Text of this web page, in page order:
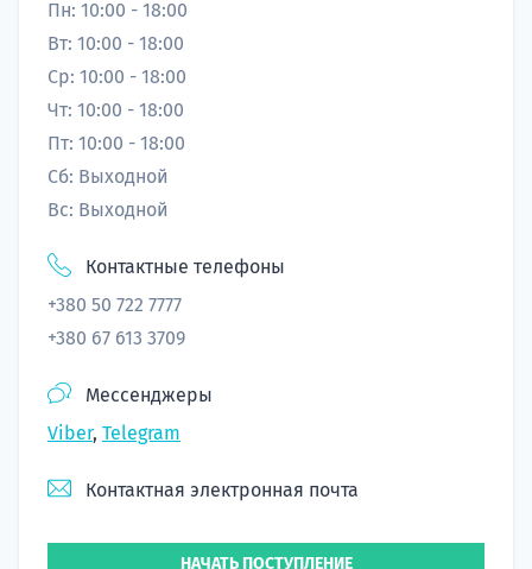
Пн: 10:00 - 18:00
Вт: 10:00 - 18:00
Ср: 10:00 - 18:00
Чт: 10:00 - 18:00
Пт: 10:00 - 18:00
Сб: Выходной
Вс: Выходной
Контактные телефоны
+380 50 722 7777
+380 67 613 3709
Мессенджеры
Viber, Telegram
Контактная электронная почта
НАЧАТЬ ПОСТУПЛЕНИЕ